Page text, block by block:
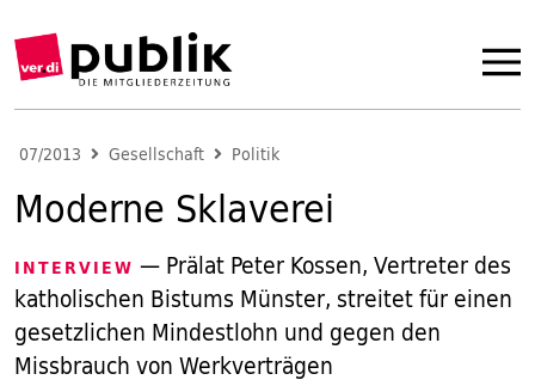
07/2013 Gesellschaft Politik
Moderne Sklaverei
INTERVIEW — Prälat Peter Kossen, Vertreter des
katholischen Bistums Münster, streitet für einen
gesetzlichen Mindestlohn und gegen den
Missbrauch von Werkverträgen